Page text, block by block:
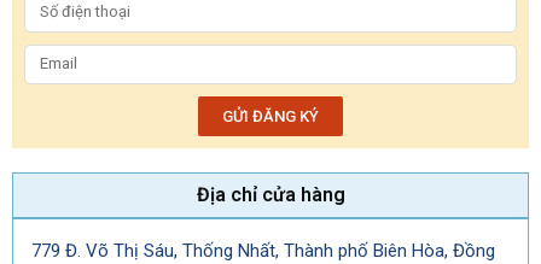
GỬI ĐĂNG KÝ
Địa chỉ cửa hàng
779 Đ. Võ Thị Sáu, Thống Nhất, Thành phố Biên Hòa, Đồng